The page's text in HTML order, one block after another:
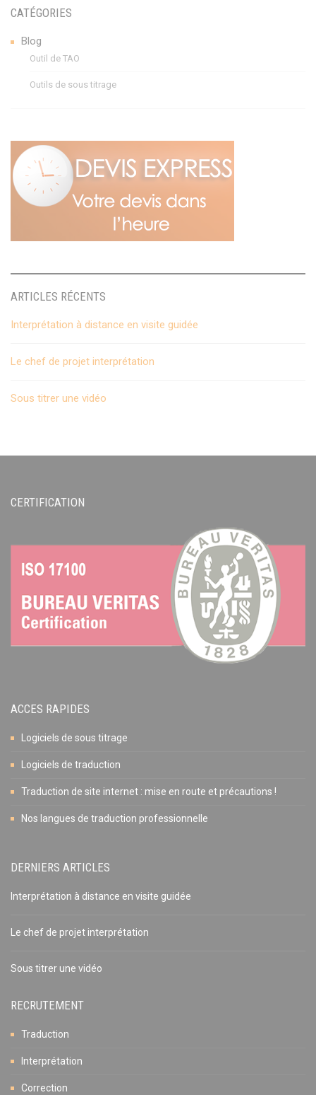
CATÉGORIES
Blog
Outil de TAO
Outils de sous titrage
ARTICLES RÉCENTS
Interprétation à distance en visite guidée
Le chef de projet interprétation
Sous titrer une vidéo
CERTIFICATION
ACCES RAPIDES
Logiciels de sous titrage
Logiciels de traduction
Traduction de site internet : mise en route et précautions !
Nos langues de traduction professionnelle
DERNIERS ARTICLES
Interprétation à distance en visite guidée
Le chef de projet interprétation
Sous titrer une vidéo
RECRUTEMENT
Traduction
Interprétation
Correction